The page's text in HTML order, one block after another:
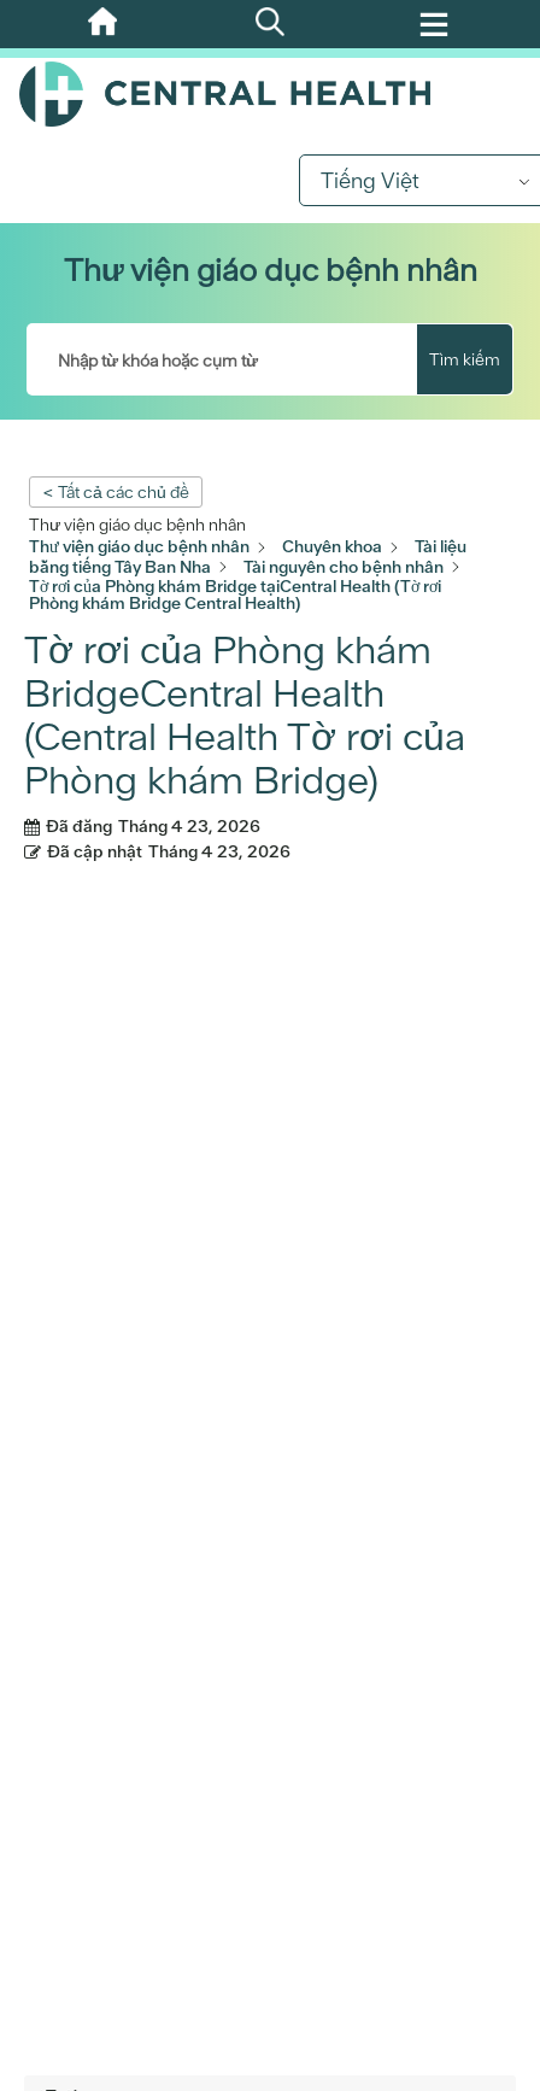
Bỏ
qua
nội
Tiếng Việt
Thư viện giáo dục bệnh nhân
Tìm kiếm
< Tất cả các chủ đề
Thư viện giáo dục bệnh nhân
Thư viện giáo dục bệnh nhân
Chuyên khoa
Tài liệu
bằng tiếng Tây Ban Nha
Tài nguyên cho bệnh nhân
Tờ rơi của Phòng khám Bridge tạiCentral Health (Tờ rơi
Phòng khám Bridge Central Health)
Tờ rơi của Phòng khám
BridgeCentral Health
(Central Health Tờ rơi của
Phòng khám Bridge)
Đã đăng Tháng 4 23, 2026
Đã cập nhật Tháng 4 23, 2026